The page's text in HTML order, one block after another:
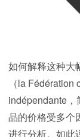
如何解释这种大
（la
indépendante
品的价格受多个
进行分析。如此